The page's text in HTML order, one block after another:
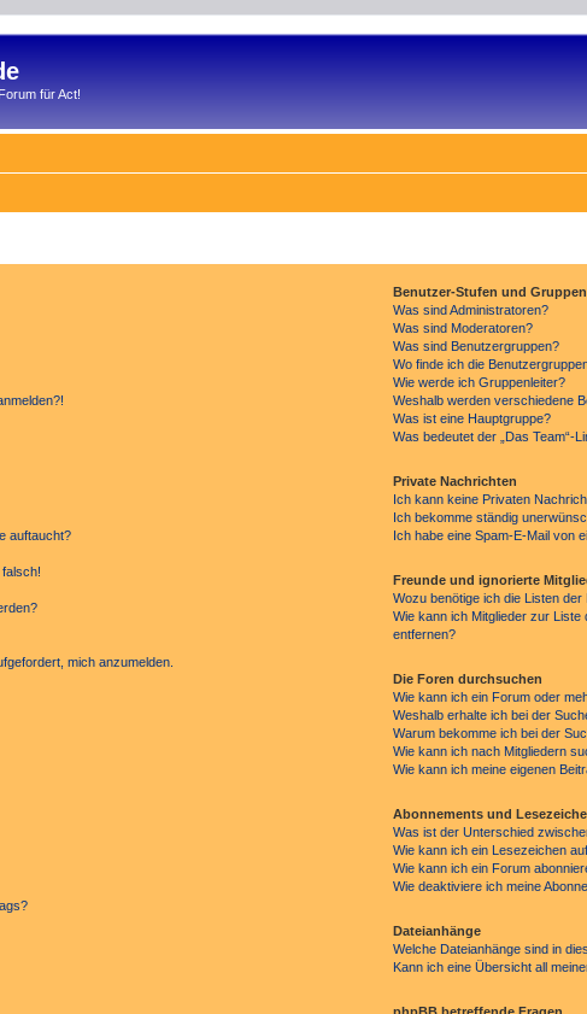
für Act!
auftaucht?
mich anzumelden.
Benutzer-Stufen und Gruppen
Was sind Administratoren?
Was sind Moderatoren?
Was sind Benutzergruppen?
Wo finde ich die
Wie werde ich Gruppenleiter?
Weshalb werden verschiedene
Was ist eine Hauptgruppe?
Was bedeutet der „Das Team“-
Private Nachrichten
Ich kann keine Privaten
Ich bekomme ständig
Ich habe eine Spam-E-Mail von
Freunde und ignorierte
Wozu benötige ich die Listen
Wie kann ich Mitglieder zur
entfernen?
Die Foren durchsuchen
Wie kann ich ein Forum oder
Weshalb erhalte ich bei der
Warum bekomme ich bei der
Wie kann ich nach Mitgliedern
Wie kann ich meine eigenen
Abonnements und
Was ist der Unterschied
Wie kann ich ein Lesezeichen
Wie kann ich ein Forum
Wie deaktiviere ich meine
Dateianhänge
Welche Dateianhänge sind in
Kann ich eine Übersicht all
phpBB betreffende Fragen